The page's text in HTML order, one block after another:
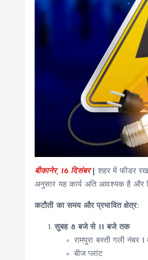
बीकानेर, 16 दिसंबर|
शहर में फीडर रख-
अनुसार यह कार्य अति आवश्यक है और
कटौती का समय और प्रभावित क्षेत्र:
सुबह 8 बजे से 11 बजे तक
रामपुरा बस्ती गली नंबर 1
बीज प्लांट